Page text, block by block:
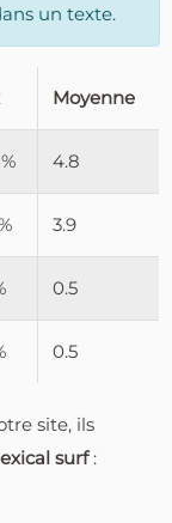
un texte.
Moyenne
4.8
3.9
0.5
0.5
site, ils
surf: